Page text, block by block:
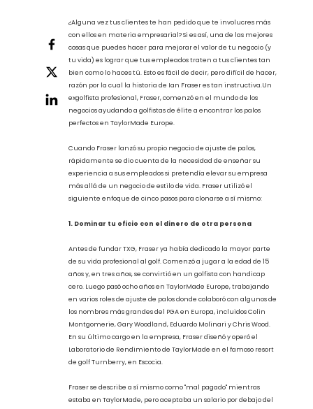
¿Alguna vez tus clientes te han pedido que te involucres más
con ellos en materia empresarial? Si es así, una de las mejores
bien como lo haces tú. Esto es fácil de decir, pero difícil de hacer,
razón por la cual la historia de Ian Fraser es tan instructiva.Un
exgolfista profesional, Fraser, comenzó en el mundo de los
perfectos en TaylorMade Europe.
Cuando Fraser lanzó su propio negocio de ajuste de palos,
rápidamente se dio cuenta de la necesidad de enseñar su
más allá de un negocio de estilo de vida. Fraser utilizó el
siguiente enfoque de cinco pasos para clonarse a sí mismo:
1. Dominar tu oficio con el dinero de otra persona
Antes de fundar TXG, Fraser ya había dedicado la mayor parte
años y, en tres años, se convirtió en un golfista con handicap